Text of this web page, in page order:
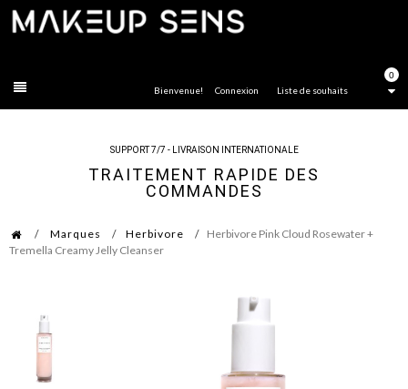
0
Liste de souhaits
Bienvenue! Connexion
SUPPORT 7/7 - LIVRAISON INTERNATIONALE
TRAITEMENT RAPIDE DES
COMMANDES
Marques Herbivore
Herbivore Pink Cloud Rosewater +
Tremella Creamy Jelly Cleanser